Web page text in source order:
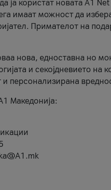
ја користат новата А1
имаат можност да
Примателот на
нова, едноставна но
и секојдневието на
персонализирана
Македонија: